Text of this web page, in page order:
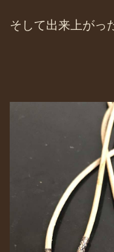
そして出来上がっ